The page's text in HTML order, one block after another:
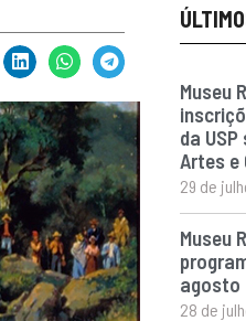
Museu
da
Artes e
29 de
Museu
agosto
28 de